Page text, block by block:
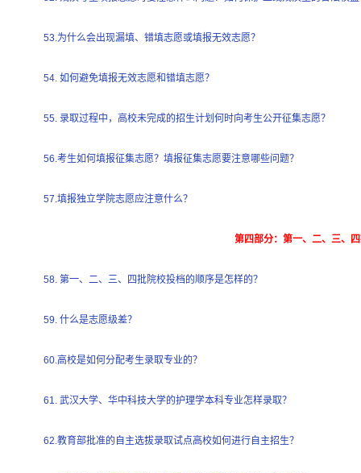
53.为什么会出现漏填、错填志愿或填报无效志愿？
54. 如何避免填报无效志愿和错填志愿？
55. 录取过程中，高校未完成的招生计划何时向考生公开征集志愿？
56.考生如何填报征集志愿？填报征集志愿要注意哪些问题？
57.填报独立学院志愿应注意什么？
第四部分：第一、二、三、
58. 第一、二、三、四批院校投档的顺序是怎样的？
59. 什么是志愿级差？
60.高校是如何分配考生录取专业的？
61. 武汉大学、华中科技大学的护理学本科专业怎样录取？
62.教育部批准的自主选拔录取试点高校如何进行自主招生？